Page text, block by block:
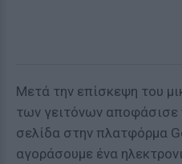
Μετά την επίσκεψη του
των γειτόνων αποφάσισε
σελίδα στην πλατφόρμα
αγοράσουμε ένα